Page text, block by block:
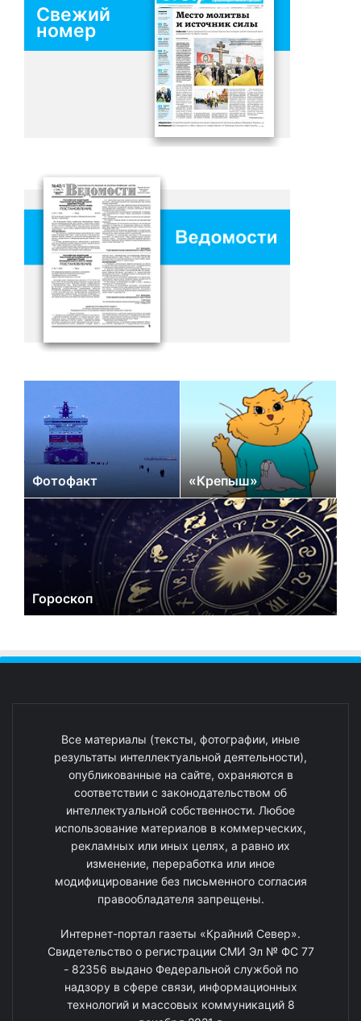
Свежий
номер
Фотофакт «Крепыш»
Гороскоп
Все материалы (тексты, фотографии, иные
результаты интеллектуальной деятельности),
опубликованные на сайте, охраняются в
соответствии с законодательством об
интеллектуальной собственности. Любое
использование материалов в коммерческих,
рекламных или иных целях, а равно их
изменение, переработка или иное
модифицирование без письменного согласия
правообладателя запрещены.
Интернет-портал газеты «Крайний Север».
Свидетельство о регистрации СМИ Эл № ФС 77
- 82356 выдано Федеральной службой по
надзору в сфере связи, информационных
технологий и массовых коммуникаций 8